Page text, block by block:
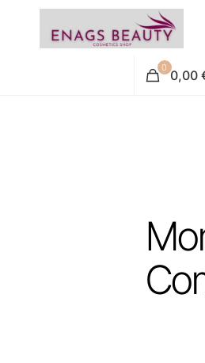
0 0,00